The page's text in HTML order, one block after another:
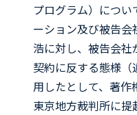
プログラム）につ
ーション及び被告
浩に対し、被告会
契約に反する態様
用したとして、著作
東京地方裁判所に